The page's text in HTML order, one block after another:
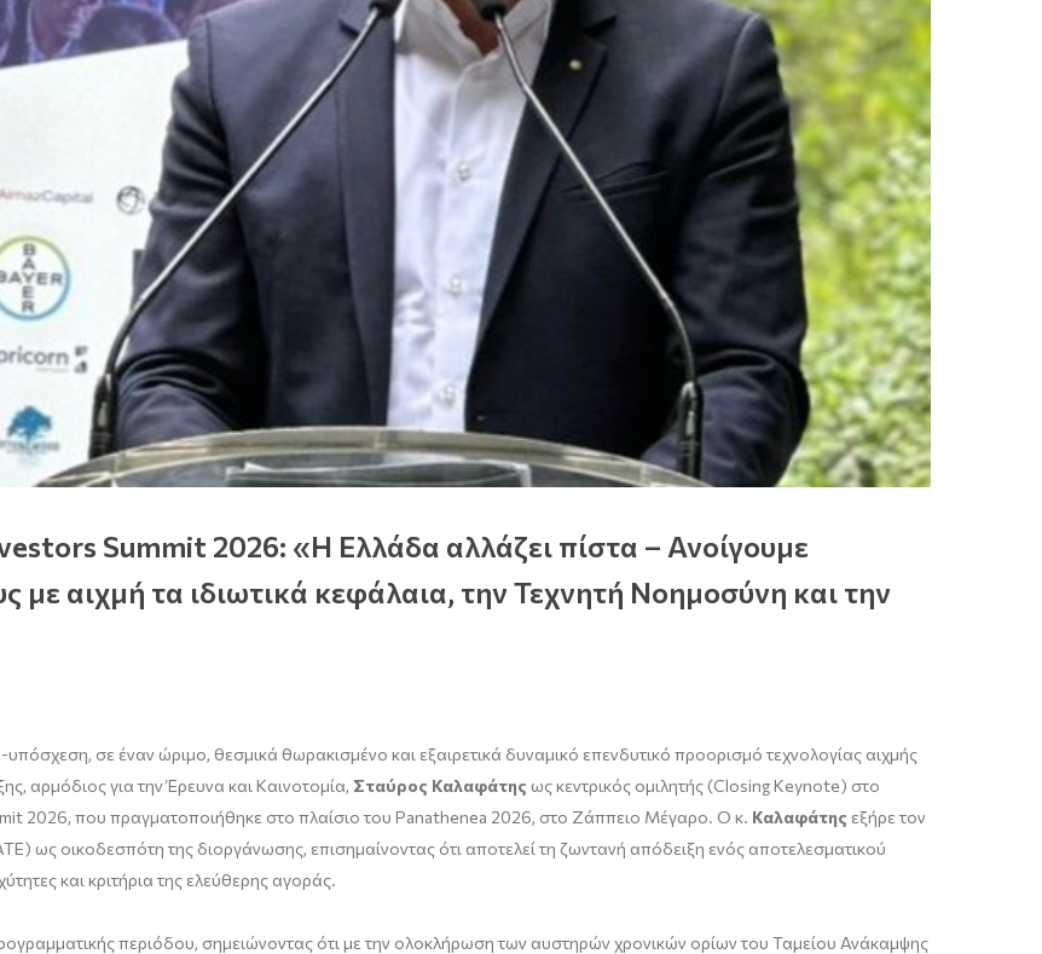
Summit 2026: «Η Ελλάδα αλλάζει πίστα – Ανοίγουμε
με αιχμή τα ιδιωτικά κεφάλαια, την Τεχνητή Νοημοσύνη και την
σε έναν ώριμο, θεσμικά θωρακισμένο και εξαιρετικά δυναμικό επενδυτικό προορισμό τεχνολογίας αιχμής
αρμόδιος για την Έρευνα και Καινοτομία, Σταύρος Καλαφάτης ως κεντρικός ομιλητής (Closing Keynote) στο
2026, που πραγματοποιήθηκε στο πλαίσιο του Panathenea 2026, στο Ζάππειο Μέγαρο. Ο κ. Καλαφάτης εξήρε τον
ως οικοδεσπότη της διοργάνωσης, επισημαίνοντας ότι αποτελεί τη ζωντανή απόδειξη ενός αποτελεσματικού
και κριτήρια της ελεύθερης αγοράς.
περιόδου, σημειώνοντας ότι με την ολοκλήρωση των αυστηρών χρονικών ορίων του Ταμείου Ανάκαμψης